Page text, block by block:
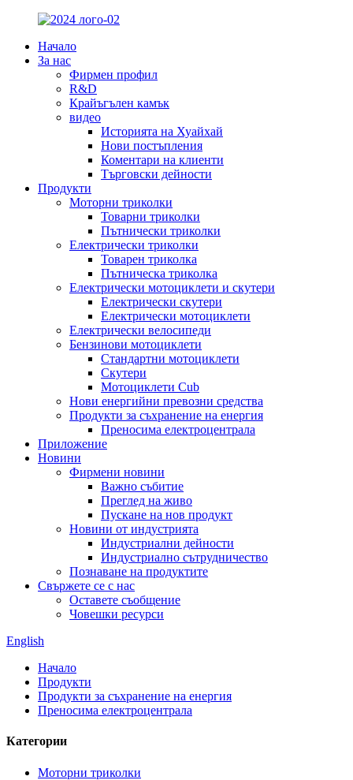
Начало
За нас
Фирмен профил
R&D
Крайъгълен камък
видео
Историята на Хуайхай
Нови постъпления
Коментари на клиенти
Търговски дейности
Продукти
Моторни триколки
Товарни триколки
Пътнически триколки
Електрически триколки
Товарен триколка
Пътническа триколка
Електрически мотоциклети и скутери
Електрически скутери
Електрически мотоциклети
Електрически велосипеди
Бензинови мотоциклети
Стандартни мотоциклети
Скутери
Мотоциклети Cub
Нови енергийни превозни средства
Продукти за съхранение на енергия
Преносима електроцентрала
Приложение
Новини
Фирмени новини
Важно събитие
Преглед на живо
Пускане на нов продукт
Новини от индустрията
Индустриални дейности
Индустриално сътрудничество
Познаване на продуктите
Свържете се с нас
Оставете съобщение
Човешки ресурси
English
Начало
Продукти
Продукти за съхранение на енергия
Преносима електроцентрала
Категории
Моторни триколки